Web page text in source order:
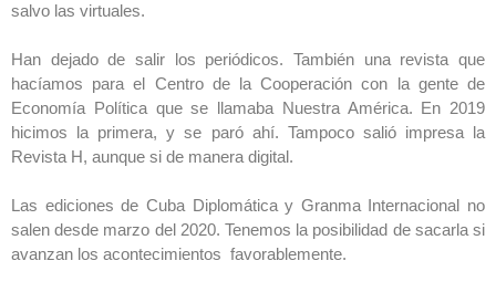
salvo las virtuales.
Han dejado de salir los periódicos. También una revista que
hacíamos para el Centro de la Cooperación con la gente de
Economía Política que se llamaba Nuestra América. En 2019
hicimos la primera, y se paró ahí. Tampoco salió impresa la
Revista H, aunque si de manera digital.
Las ediciones de Cuba Diplomática y Granma Internacional no
salen desde marzo del 2020. Tenemos la posibilidad de sacarla si
avanzan los acontecimientos favorablemente.